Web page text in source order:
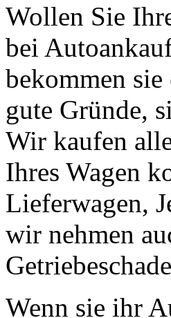
Wollen Sie
bei
bekommen
gute Gründe,
Wir kaufen
Ihres Wagen
Lieferwagen,
wir nehmen
Wenn sie ihr